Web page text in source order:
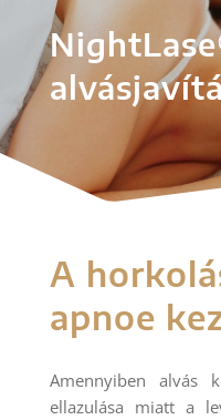
A
apnoe
Amennyiben alvás
ellazulása miatt a